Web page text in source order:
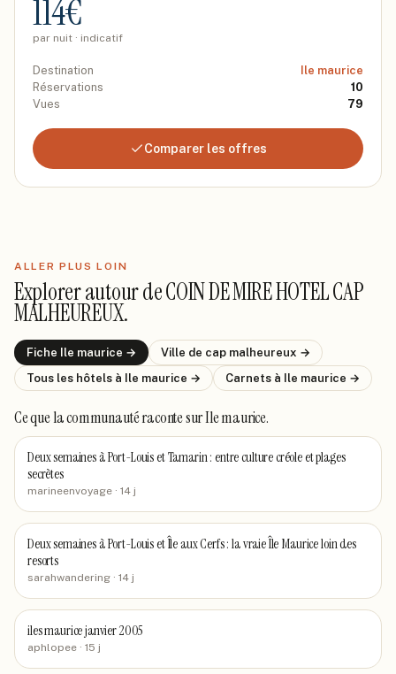
114€
par nuit · indicatif
Destination
Ile maurice
Réservations
10
Vues
79
Comparer les offres
ALLER PLUS LOIN
Explorer autour deCOIN DE MIRE HOTEL CAP
MALHEUREUX.
Fiche Ile maurice → Ville de cap malheureux →
Tous les hôtels à Ile maurice → Carnets à Ile maurice →
Ce que la communauté racontesur Ile maurice.
Deux semaines à Port-Louis et Tamarin : entre culture créole et plages
secrètes
marineenvoyage · 14 j
Deux semaines à Port-Louis et Île aux Cerfs : la vraie Île Maurice loin des
resorts
sarahwandering · 14 j
iles maurice janvier 2005
aphlopee · 15 j